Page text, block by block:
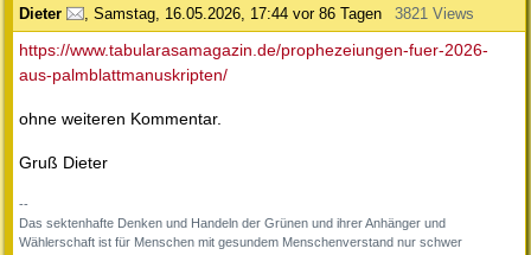
Dieter , Samstag, 16.05.2026, 17:44 vor 86 Tagen 3821 Views
https://www.tabularasamagazin.de/prophezeiungen-fuer-2026-
aus-palmblattmanuskripten/
ohne weiteren Kommentar.
Gruß Dieter
--
Das sektenhafte Denken und Handeln der Grünen und ihrer Anhänger und
Wählerschaft ist für Menschen mit gesundem Menschenverstand nur schwer